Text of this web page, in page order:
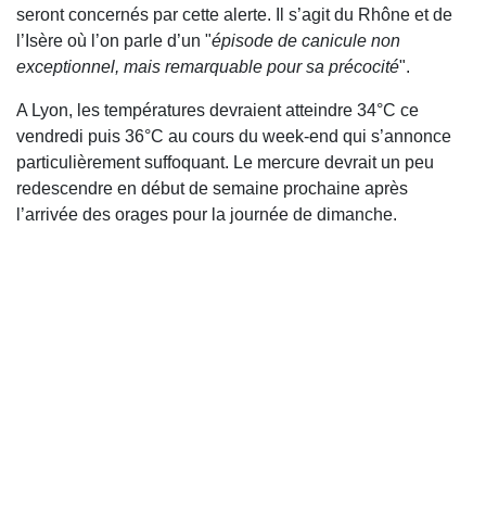
seront concernés par cette alerte. Il s’agit du Rhône et de
l’Isère où l’on parle d’un "épisode de canicule non
exceptionnel, mais remarquable pour sa précocité".
A Lyon, les températures devraient atteindre 34°C ce
vendredi puis 36°C au cours du week-end qui s’annonce
particulièrement suffoquant. Le mercure devrait un peu
redescendre en début de semaine prochaine après
l’arrivée des orages pour la journée de dimanche.